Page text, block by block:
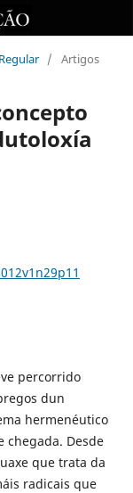
/ Artigos
percorrido
dun
hermenéutico
chegada. Desde
que trata da
radicais que